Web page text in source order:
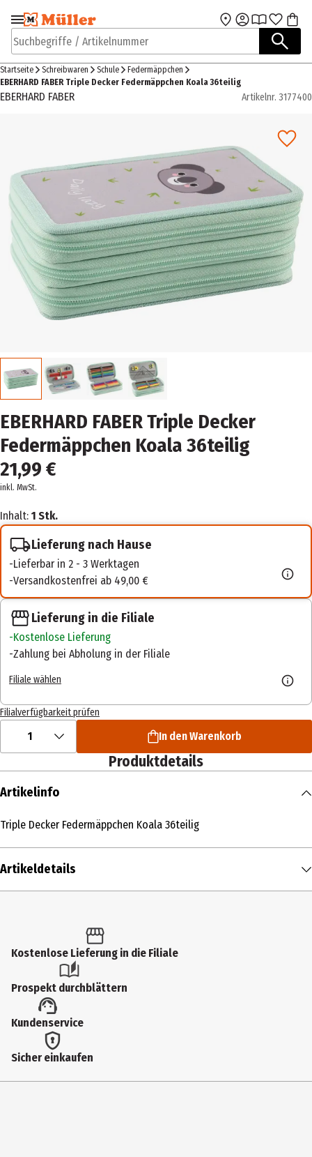
Zur Navigation
springen
Zum Hauptinhalt
Suchbegriffe / Artikelnummer
Startseite Schreibwaren Schule
Federmäppchen
EBERHARD FABER Triple Decker Federmäppchen Koala 36teilig
EBERHARD FABER Artikelnr. 3177400
EBERHARD FABER Triple Decker
Federmäppchen Koala 36teilig
21,99 €
inkl. MwSt.
Inhalt: 1 Stk.
Lieferung nach Hause
Lieferbar in 2 - 3 Werktagen
Versandkostenfrei ab 49,00 €
Lieferung in die Filiale
Kostenlose Lieferung
Zahlung bei Abholung in der Filiale
Filiale wählen
Filialverfügbarkeit prüfen
1 In den Warenkorb
Produktdetails
Artikelinfo
Triple Decker Federmäppchen Koala 36teilig
Artikeldetails
Produkttyp
Federmäppchen
Hersteller
Eberhard Faber Vertrieb GmbH
Herstelleradresse
Kostenlose Lieferung in die Filiale
Prospekt durchblättern
Kundenservice
Sicher einkaufen